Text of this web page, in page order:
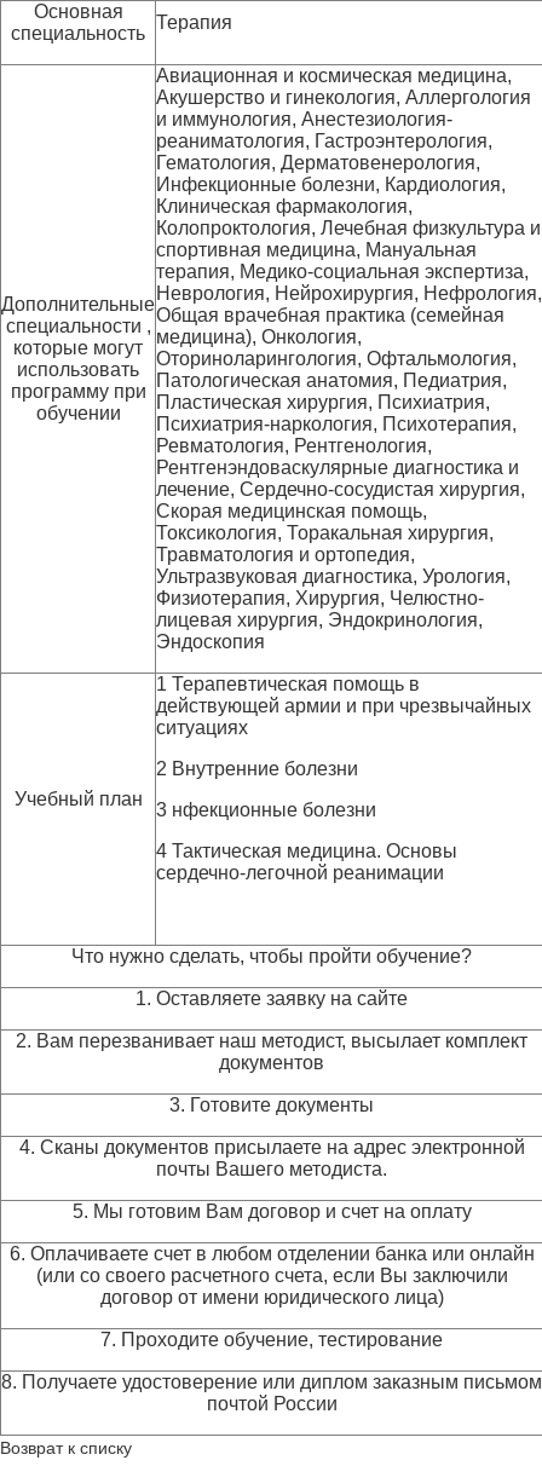
Основная
специальность
Терапия
Дополнительные
специальности ,
которые могут
использовать
программу при
обучении
Авиационная и космическая медицина,
Акушерство и гинекология, Аллергология
и иммунология, Анестезиология-
реаниматология, Гастроэнтерология,
Гематология, Дерматовенерология,
Инфекционные болезни, Кардиология,
Клиническая фармакология,
Колопроктология, Лечебная физкультура и
спортивная медицина, Мануальная
терапия, Медико-социальная экспертиза,
Неврология, Нейрохирургия, Нефрология,
Общая врачебная практика (семейная
медицина), Онкология,
Оториноларингология, Офтальмология,
Патологическая анатомия, Педиатрия,
Пластическая хирургия, Психиатрия,
Психиатрия-наркология, Психотерапия,
Ревматология, Рентгенология,
Рентгенэндоваскулярные диагностика и
лечение, Сердечно-сосудистая хирургия,
Скорая медицинская помощь,
Токсикология, Торакальная хирургия,
Травматология и ортопедия,
Ультразвуковая диагностика, Урология,
Физиотерапия, Хирургия, Челюстно-
лицевая хирургия, Эндокринология,
Эндоскопия
Учебный план
1 Терапевтическая помощь в
действующей армии и при чрезвычайных
ситуациях
2 Внутренние болезни
3 нфекционные болезни
4 Тактическая медицина. Основы
сердечно-легочной реанимации
Что нужно сделать, чтобы пройти обучение?
1. Оставляете заявку на сайте
2. Вам перезванивает наш методист, высылает комплект
документов
3. Готовите документы
4. Сканы документов присылаете на адрес электронной
почты Вашего методиста.
5. Мы готовим Вам договор и счет на оплату
6. Оплачиваете счет в любом отделении банка или онлайн
(или со своего расчетного счета, если Вы заключили
договор от имени юридического лица)
7. Проходите обучение, тестирование
8. Получаете удостоверение или диплом заказным письмом
почтой России
Возврат к списку